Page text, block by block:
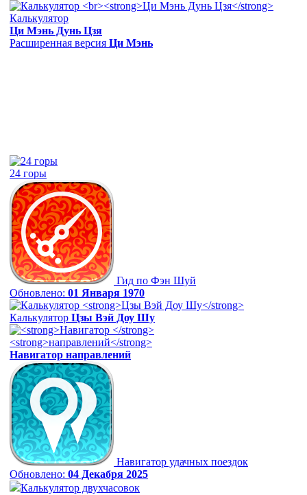
Калькулятор
Ци Мэнь Дунь Цзя
Расширенная версия Ци Мэнь
24 горы
Гид по Фэн Шуй
Обновлено: 01 Января 1970
Калькулятор Цзы Вэй Доу Шу
Навигатор направлений
Навигатор удачных поездок
Обновлено: 04 Декабря 2025
Калькулятор двухчасовок